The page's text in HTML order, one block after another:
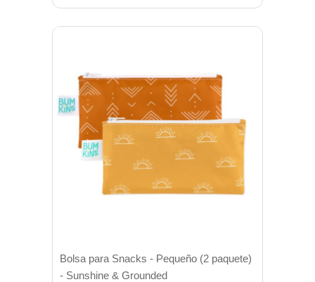
Bolsa para Snacks - Pequeño (2 paquete)
- Sunshine & Grounded